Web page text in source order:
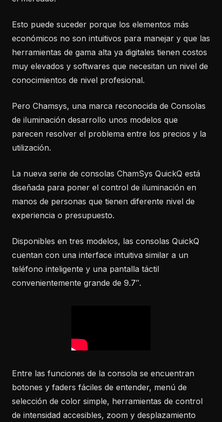
Esto puede suceder porque los elementos más
económicos no son intuitivos para manejar y que las
herramientas de gama alta ya digitales tienen costos
muy elevados y softwares que necesitan un nivel de
conocimientos de nivel profesional.
Pero Chamsys, una marca reconocida de Consolas
de iluminación desarrollo unos modelos que
parecen resolver el problema entre los precios y la
utilización.
La nueva serie de consolas ChamSys QuickQ está
diseñada para poner el control de iluminación en
manos de personas que tienen diferente nivel de
experiencia o presupuesto.
Disponibles en tres modelos, las consolas QuickQ
cuentan con una interface intuitiva similar a un
teléfono inteligente y una pantalla táctil
convenientemente grande de 9.7″.
Entre las funciones de la consola se encuentran
botones y faders fáciles de entender, menú de
selección de color simple, herramientas de control
de intensidad accesibles, zoom y desplazamiento